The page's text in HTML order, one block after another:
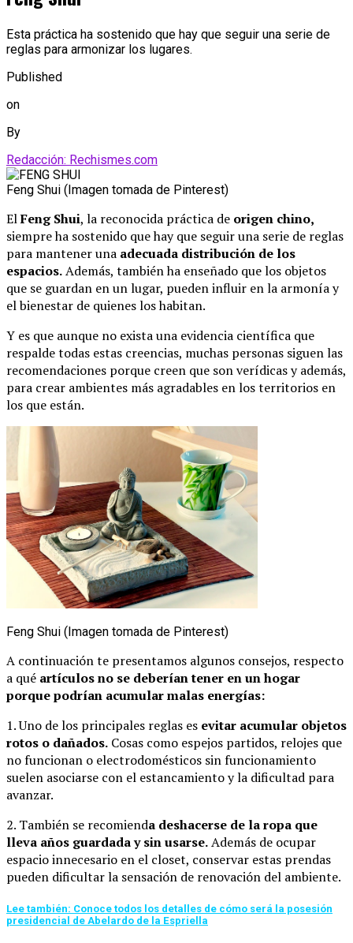
Esta práctica ha sostenido que hay que seguir una serie de
reglas para armonizar los lugares.
Published
on
By
Redacción: Rechismes.com
Feng Shui (Imagen tomada de Pinterest)
ElFeng Shui, la reconocida práctica de origen chino,
siempre ha sostenido que hay que seguir una serie de reglas
para mantener una adecuada distribución de los
espacios.Además, también ha enseñado que los objetos
que se guardan en un lugar, pueden influir en la armonía y
el bienestar de quienes los habitan.
Y es que aunque no exista una evidencia científica que
respalde todas estas creencias, muchas personas siguen las
recomendaciones porque creen que son verídicas y además,
para crear ambientes más agradables en los territorios en
los que están.
Feng Shui (Imagen tomada de Pinterest)
A continuación te presentamos algunos consejos, respecto
a qué artículos no se deberían tener en un hogar
porque podrían acumular malas energías:
1. Uno de los principales reglas es evitar acumular objetos
rotos o dañados. Cosas como espejos partidos, relojes que
no funcionan o electrodomésticos sin funcionamiento
suelen asociarse con el estancamiento y la dificultad para
avanzar.
2. También se recomienda deshacerse de la ropa que
lleva años guardada y sin usarse.Además de ocupar
espacio innecesario en el closet, conservar estas prendas
pueden dificultar la sensación de renovación del ambiente.
Lee también: Conoce todos los detalles de cómo será la posesión
presidencial de Abelardo de la Espriella